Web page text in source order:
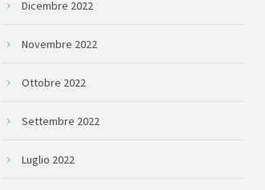
Dicembre 2022
Novembre 2022
Ottobre 2022
Settembre 2022
Luglio 2022